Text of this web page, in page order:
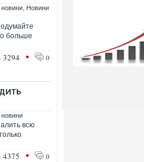
новини Новини
больше
3294 • 0
новини
всю
4375 • 0